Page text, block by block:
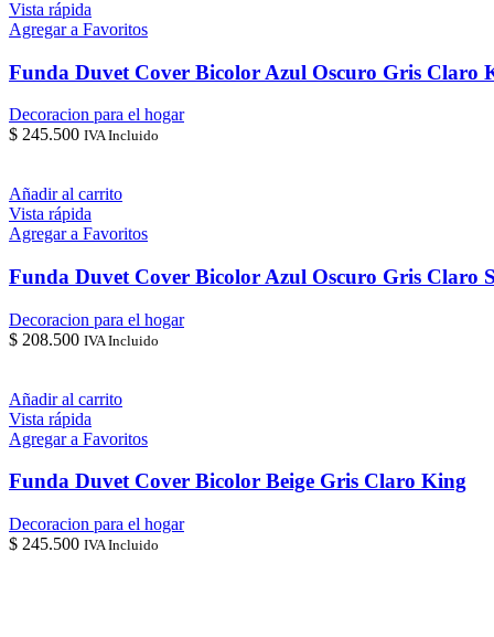
Vista rápida
Agregar a Favoritos
Funda Duvet Cover Bicolor Azul Oscuro Gris Claro
Decoracion para el hogar
$ 245.500 IVA Incluido
Añadir al carrito
Vista rápida
Agregar a Favoritos
Funda Duvet Cover Bicolor Azul Oscuro Gris Claro
Decoracion para el hogar
$ 208.500 IVA Incluido
Añadir al carrito
Vista rápida
Agregar a Favoritos
Funda Duvet Cover Bicolor Beige Gris Claro King
Decoracion para el hogar
$ 245.500 IVA Incluido